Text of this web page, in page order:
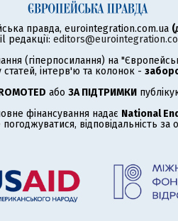
правда, eurointegration.com.ua (
редакції:
(гіперпосилання) на
статей, інтерв'ю та колонок -
або ЗА ПІДТРИМКИ
фінансування надає National
відповідальність